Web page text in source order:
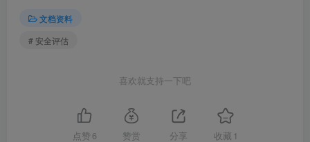
文档资料
# 安全评估
喜欢就支持一下吧
点赞 6 赞赏 分享 收藏 1